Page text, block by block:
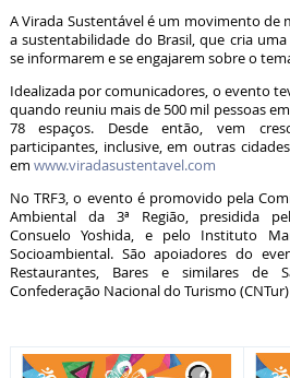
A Virada Sustentável é um movimento de
a sustentabilidade do Brasil, que cria
se informarem e se engajarem sobre o
Idealizada por comunicadores, o evento
quando reuniu mais de 500 mil pessoas
78 espaços. Desde então, vem
participantes, inclusive, em outras
em www.viradasustentavel.com
No TRF3, o evento é promovido pela
Ambiental da 3ª Região, presidida
Consuelo Yoshida, e pelo Instituto
Socioambiental. São apoiadores do
Restaurantes, Bares e similares de
Confederação Nacional do Turismo